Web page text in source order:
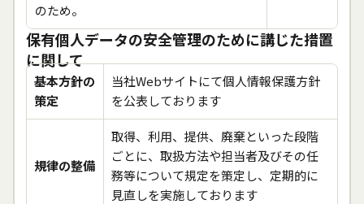
のため。
保有個人データの安全管理のために講じた措置
に関して
基本方針の
策定
当社Webサイトにて個人情報保護方針
を公表しております
規律の整備
取得、利用、提供、廃棄といった段階
ごとに、取扱方法や担当者及びその任
務等について規定を策定し、定期的に
見直しを実施しております